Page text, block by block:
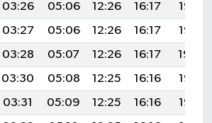
03:26 05:06 12:26 16:17
19:36
03:27 05:06 12:26 16:17
19:35
03:28 05:07 12:26 16:17
19:34
03:30 05:08 12:25 16:16
19:33
03:31 05:09 12:25 16:16
19:32